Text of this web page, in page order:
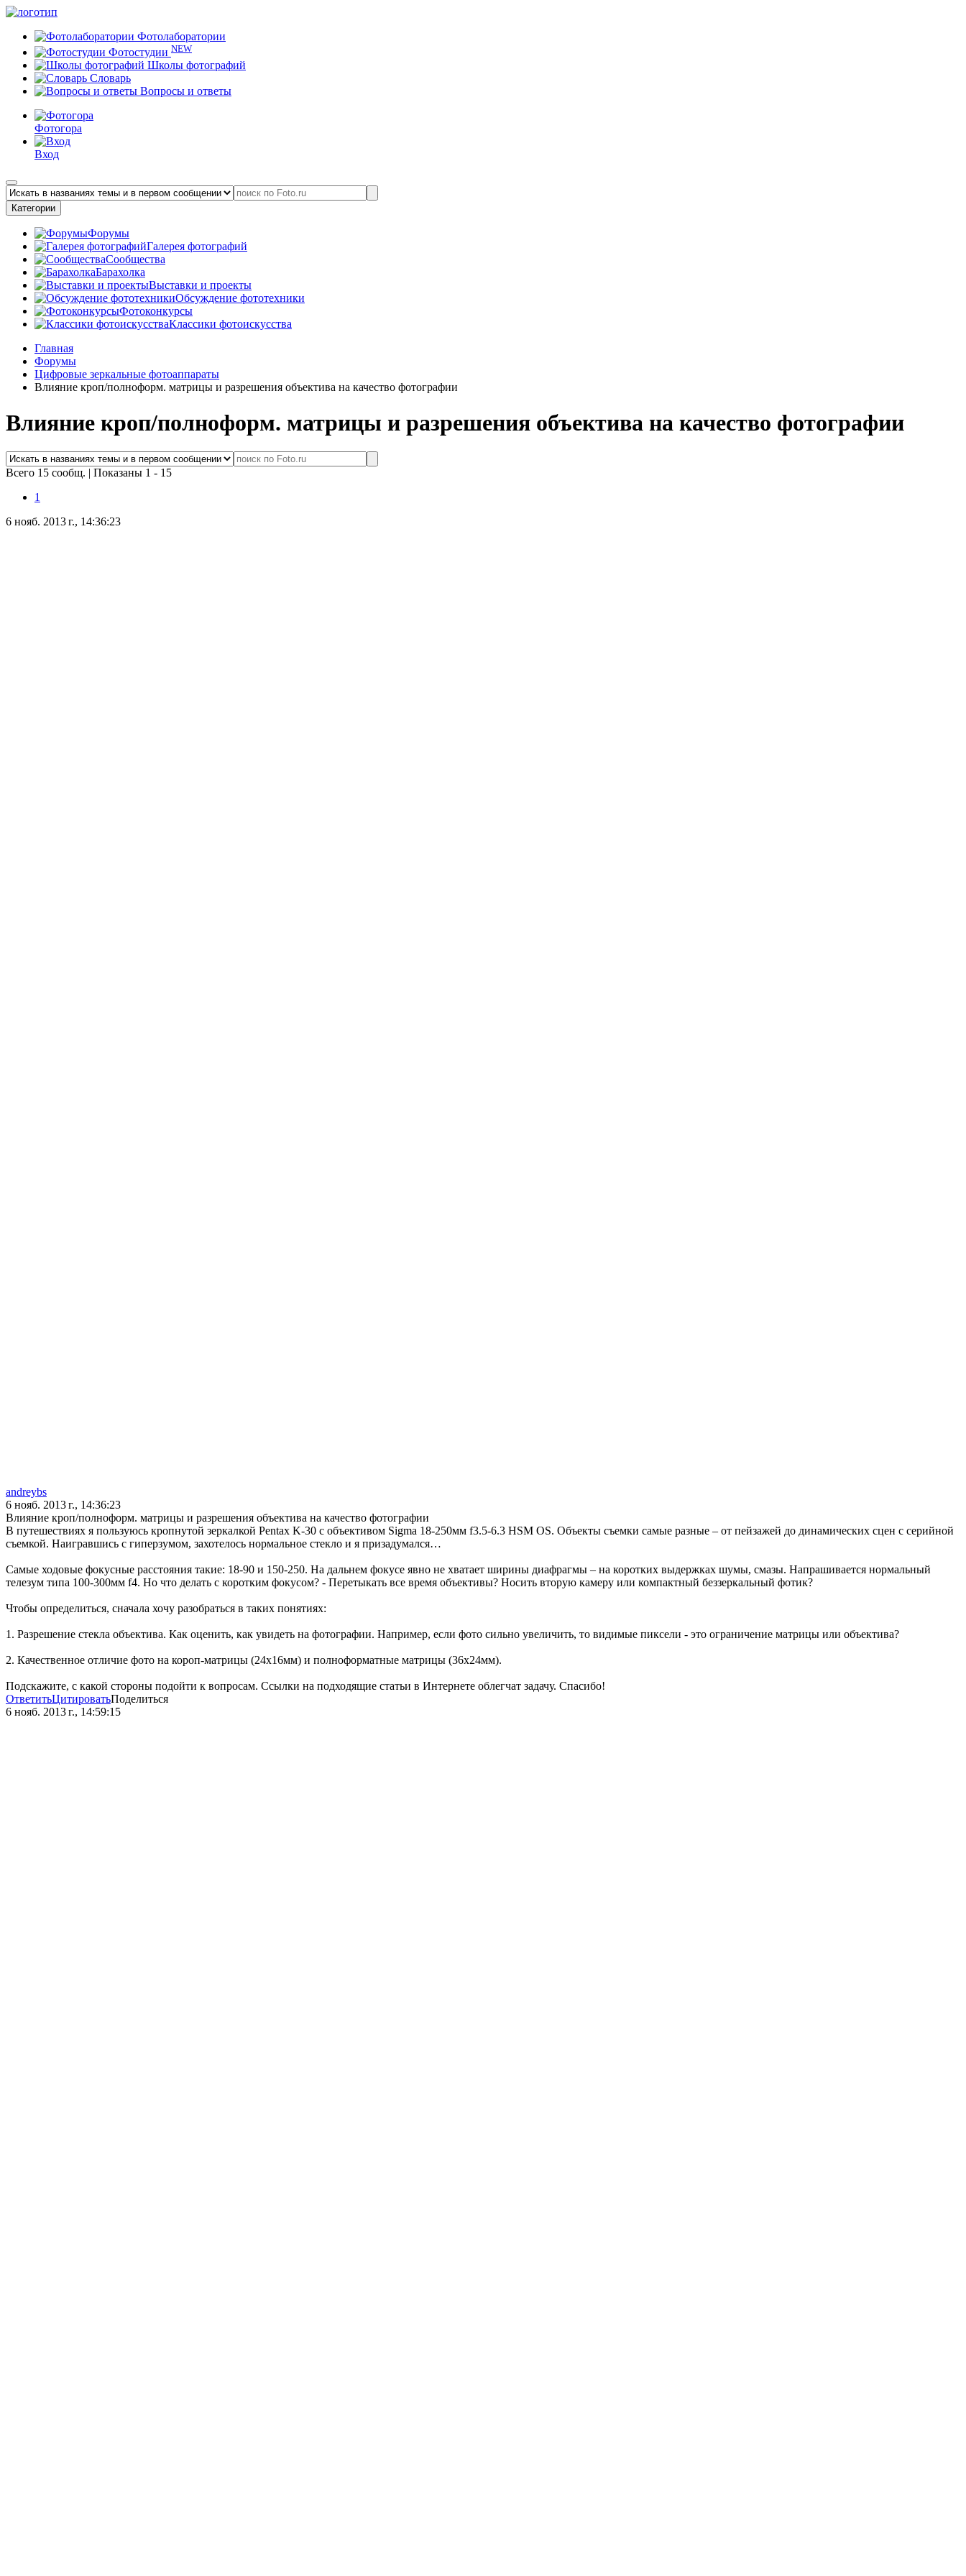
Фотолаборатории
Фотостудии NEW
Школы фотографий
Словарь
Вопросы и ответы
Фотогора
Вход
Категории
Форумы
Галерея фотографий
Сообщества
Барахолка
Выставки и проекты
Обсуждение фототехники
Фотоконкурсы
Классики фотоискусства
Главная
Форумы
Цифровые зеркальные фотоаппараты
Влияние кроп/полноформ. матрицы и разрешения объектива на качество фотографии
Влияние кроп/полноформ. матрицы и разрешения объектива на качество фотографии
Всего 15 сообщ. | Показаны 1 - 15
1
6 нояб. 2013 г., 14:36:23
andreybs
6 нояб. 2013 г., 14:36:23
Влияние кроп/полноформ. матрицы и разрешения объектива на качество фотографии
В путешествиях я пользуюсь кропнутой зеркалкой Pentax K-30 с объективом Sigma 18-250мм f3.5-6.3 HSM OS. Объекты съемки самые разные – от пейзажей до динамических сцен с серийной
съемкой. Наигравшись с гиперзумом, захотелось нормальное стекло и я призадумался…
Самые ходовые фокусные расстояния такие: 18-90 и 150-250. На дальнем фокусе явно не хватает ширины диафрагмы – на коротких выдержках шумы, смазы. Напрашивается нормальный
телезум типа 100-300мм f4. Но что делать с коротким фокусом? - Перетыкать все время объективы? Носить вторую камеру или компактный беззеркальный фотик?
Чтобы определиться, сначала хочу разобраться в таких понятиях:
1. Разрешение стекла объектива. Как оценить, как увидеть на фотографии. Например, если фото сильно увеличить, то видимые пиксели - это ограничение матрицы или объектива?
2. Качественное отличие фото на короп-матрицы (24х16мм) и полноформатные матрицы (36х24мм).
Подскажите, с какой стороны подойти к вопросам. Ссылки на подходящие статьи в Интернете облегчат задачу. Спасибо!
ОтветитьЦитироватьПоделиться
6 нояб. 2013 г., 14:59:15